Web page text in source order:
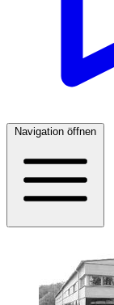
Navigation öffnen